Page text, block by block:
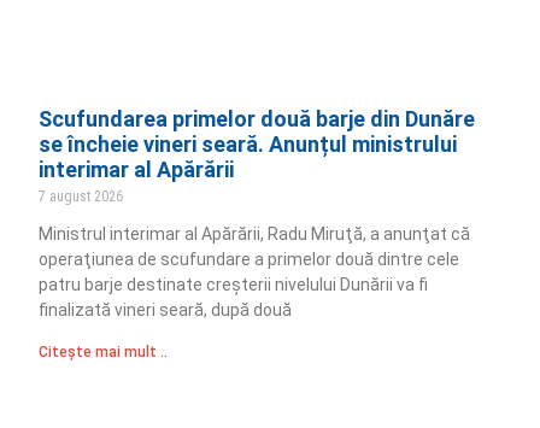
Scufundarea primelor două barje din Dunăre
se încheie vineri seară. Anunțul ministrului
interimar al Apărării
7 august 2026
Ministrul interimar al Apărării, Radu Miruţă, a anunţat că
operaţiunea de scufundare a primelor două dintre cele
patru barje destinate creşterii nivelului Dunării va fi
finalizată vineri seară, după două
Citește mai mult ..